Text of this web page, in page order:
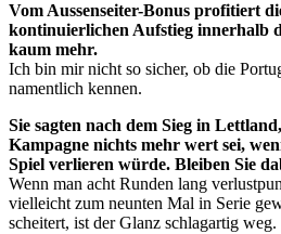
Vom Aussenseiter-Bonus profitiert
kontinuierlichen Aufstieg innerhalb
kaum mehr.
Ich bin mir nicht so sicher, ob die
namentlich kennen.
Sie sagten nach dem Sieg in
Kampagne nichts mehr wert sei,
Spiel verlieren würde. Bleiben Sie
Wenn man acht Runden lang
vielleicht zum neunten Mal in Serie
scheitert, ist der Glanz schlagartig weg.